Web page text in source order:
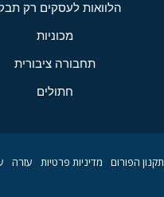
הלוואות לעסקים רק
מכוניות
תחבורה ציבורית
חתולים
תקנון הפורום מדיניות פרטיות עזרה